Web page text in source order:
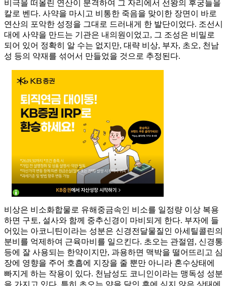
비극을 떠올린 연산이 분격하여 그 자리에서 선왕의 후궁들을
칼로 벤다. 사약을 마시고 비통한 죽음을 맞이한 장면이 바로
연산의 포악한 성정을 그대로 드러내게 한 발단이었다. 조선시
대에 사약을 만드는 기관은 내의원이었고, 그 조성은 비밀로
되어 있어 정확히 알 수는 없지만, 대략 비상, 부자, 초오, 천남
성 등의 약재를 섞어서 만들었을 것으로 추정된다.
비상은 비소화합물로 유해중금속인 비소를 일정량 이상 복용
하면 구토, 설사와 함께 중추신경이 마비되게 한다. 부자에 들
어있는 아코니틴이라는 성분은 신경전달물질인 아세틸콜린의
분비를 억제하여 근육마비를 일으킨다. 초오는 관절염, 신경통
등에 잘 사용되는 한약이지만, 과용하면 맥박을 떨어뜨리고 심
장에 영향을 주어 호흡에 지장을 줄 뿐만 아니라 혼수상태에
빠지게 하는 작용이 있다. 천남성도 코니인이라는 맹독성 성분